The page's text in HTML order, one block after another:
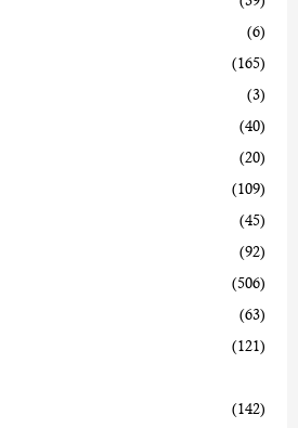
(6)
(165)
(3)
(40)
(20)
(109)
(45)
(92)
(506)
(63)
(121)
(142)